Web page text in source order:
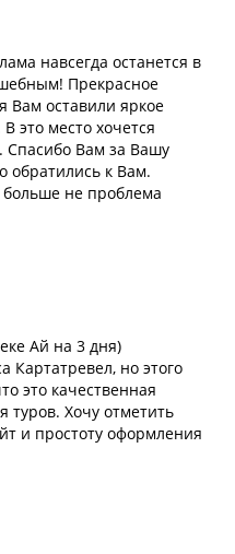
навсегда останется в
Прекрасное
Вам оставили яркое
это место хочется
Спасибо Вам за Вашу
обратились к Вам.
не проблема
Ай на 3 дня)
Картатревел, но этого
это качественная
туров. Хочу отметить
и простоту оформления